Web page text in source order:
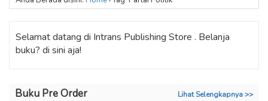
Selamat datang di Intrans Publishing Store . Belanja
buku? di sini aja!
Buku Pre Order Lihat Selengkapnya >>